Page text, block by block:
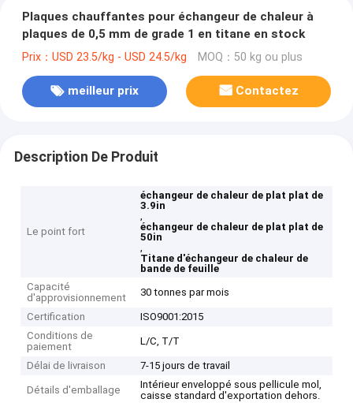
Plaques chauffantes pour échangeur de chaleur à
plaques de 0,5 mm de grade 1 en titane en stock
Prix：USD 23.5/kg - USD 24.5/kg MOQ：50 kg ou plus
meilleur prix Contactez
Description De Produit
Le point fort
échangeur de chaleur de plat plat de
3.9in
,
échangeur de chaleur de plat plat de
50in
,
Titane d'échangeur de chaleur de
bande de feuille
Capacité
d'approvisionnement
30 tonnes par mois
Certification
ISO9001:2015
Conditions de
paiement
L/C, T/T
Délai de livraison 7-15 jours de travail
Détails d'emballage
Intérieur enveloppé sous pellicule mol,
caisse standard d'exportation dehors.